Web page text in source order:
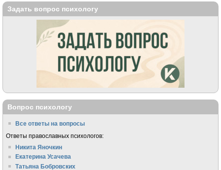
Задать вопрос психологу
Вопрос психологу
Все ответы на вопросы
Ответы православных психологов:
Никита Яночкин
Екатерина Усачева
Татьяна Бобровских